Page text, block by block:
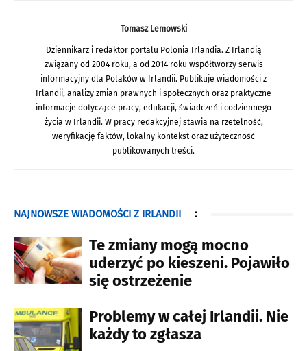
Tomasz Lemowski
Dziennikarz i redaktor portalu Polonia Irlandia. Z Irlandią
związany od 2004 roku, a od 2014 roku współtworzy serwis
informacyjny dla Polaków w Irlandii. Publikuje wiadomości z
Irlandii, analizy zmian prawnych i społecznych oraz praktyczne
informacje dotyczące pracy, edukacji, świadczeń i codziennego
życia w Irlandii. W pracy redakcyjnej stawia na rzetelność,
weryfikację faktów, lokalny kontekst oraz użyteczność
publikowanych treści.
NAJNOWSZE WIADOMOŚCI Z IRLANDII :
Te zmiany mogą mocno
uderzyć po kieszeni. Pojawiło
się ostrzeżenie
Problemy w całej Irlandii. Nie
każdy to zgłasza